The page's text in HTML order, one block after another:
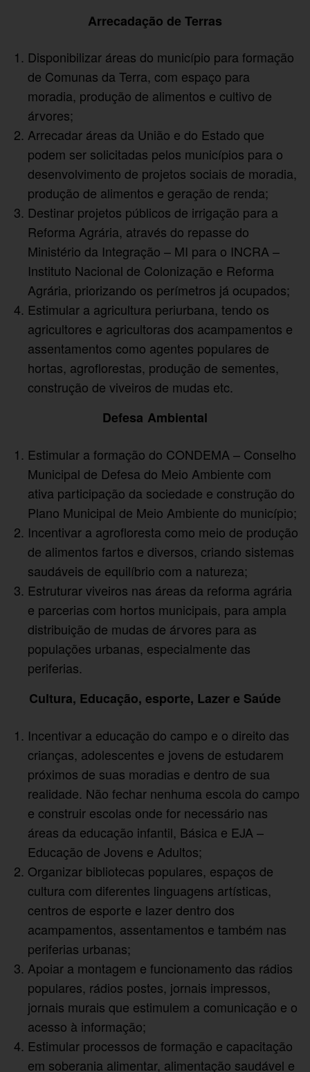
Arrecadação de Terras
Disponibilizar áreas do município para formação
de Comunas da Terra, com espaço para
moradia, produção de alimentos e cultivo de
árvores;
Arrecadar áreas da União e do Estado que
podem ser solicitadas pelos municípios para o
desenvolvimento de projetos sociais de moradia,
produção de alimentos e geração de renda;
Destinar projetos públicos de irrigação para a
Reforma Agrária, através do repasse do
Ministério da Integração – MI para o INCRA –
Instituto Nacional de Colonização e Reforma
Agrária, priorizando os perímetros já ocupados;
Estimular a agricultura periurbana, tendo os
agricultores e agricultoras dos acampamentos e
assentamentos como agentes populares de
hortas, agroflorestas, produção de sementes,
construção de viveiros de mudas etc.
Defesa Ambiental
Estimular a formação do CONDEMA – Conselho
Municipal de Defesa do Meio Ambiente com
ativa participação da sociedade e construção do
Plano Municipal de Meio Ambiente do município;
Incentivar a agrofloresta como meio de produção
de alimentos fartos e diversos, criando sistemas
saudáveis de equilíbrio com a natureza;
Estruturar viveiros nas áreas da reforma agrária
e parcerias com hortos municipais, para ampla
distribuição de mudas de árvores para as
populações urbanas, especialmente das
periferias.
Cultura, Educação, esporte, Lazer e Saúde
Incentivar a educação do campo e o direito das
crianças, adolescentes e jovens de estudarem
próximos de suas moradias e dentro de sua
realidade. Não fechar nenhuma escola do campo
e construir escolas onde for necessário nas
áreas da educação infantil, Básica e EJA –
Educação de Jovens e Adultos;
Organizar bibliotecas populares, espaços de
cultura com diferentes linguagens artísticas,
centros de esporte e lazer dentro dos
acampamentos, assentamentos e também nas
periferias urbanas;
Apoiar a montagem e funcionamento das rádios
populares, rádios postes, jornais impressos,
jornais murais que estimulem a comunicação e o
acesso à informação;
Estimular processos de formação e capacitação
em soberania alimentar, alimentação saudável e